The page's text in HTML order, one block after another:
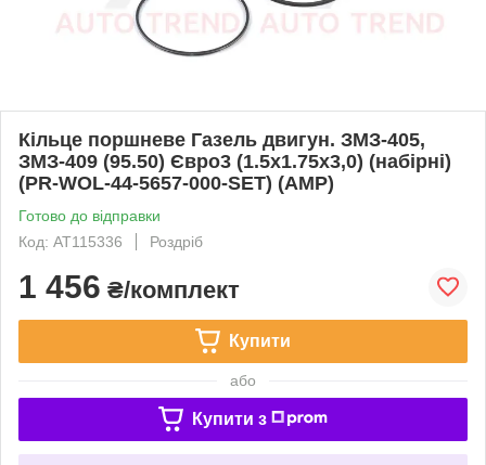
Кільце поршневе Газель двигун. ЗМЗ-405,
ЗМЗ-409 (95.50) Євро3 (1.5х1.75х3,0) (набірні)
(PR-WOL-44-5657-000-SET) (AMP)
Готово до відправки
Код: AT115336
Роздріб
1 456 ₴/комплект
Купити
або
Купити з